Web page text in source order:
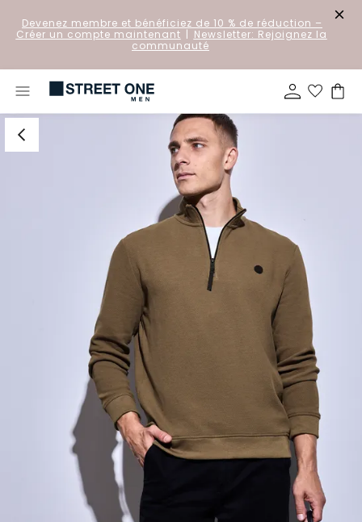
Devenez membre et bénéficiez de 10 % de réduction –
Créer un compte maintenant | Newsletter: Rejoignez la
communauté